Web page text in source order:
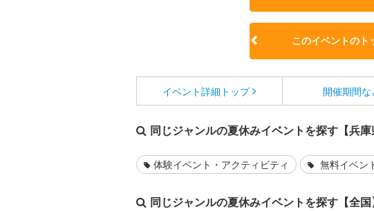
このイベントのト
イベント詳細 トップ 開催期間な
同じジャンルの夏休みイベントを探す【兵庫
体験イベント・アクティビティ 無料イベン
同じジャンルの夏休みイベントを探す【全国】